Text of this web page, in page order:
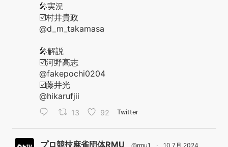
🎤実況
☑️村井貴政
@d_m_takamasa
🎤解説
☑️河野高志
@fakepochi0204
☑️藤井光
@hikarufjii
13 92 Twitter
プロ競技麻雀団体RMU @rmu1 · 10 7月 2024